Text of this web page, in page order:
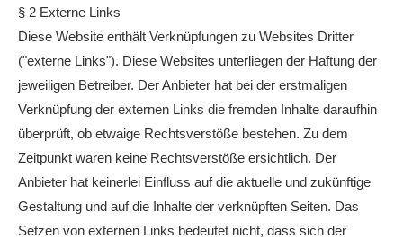
§ 2 Externe Links
Diese Website enthält Verknüpfungen zu Websites Dritter
("externe Links"). Diese Websites unterliegen der Haftung der
jeweiligen Betreiber. Der Anbieter hat bei der erstmaligen
Verknüpfung der externen Links die fremden Inhalte daraufhin
überprüft, ob etwaige Rechtsverstöße bestehen. Zu dem
Zeitpunkt waren keine Rechtsverstöße ersichtlich. Der
Anbieter hat keinerlei Einfluss auf die aktuelle und zukünftige
Gestaltung und auf die Inhalte der verknüpften Seiten. Das
Setzen von externen Links bedeutet nicht, dass sich der